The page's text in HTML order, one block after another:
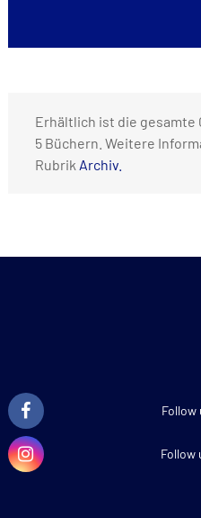
Erhältlich ist die gesamte
5 Büchern. Weitere
Rubrik Archiv.
Follow
Follow